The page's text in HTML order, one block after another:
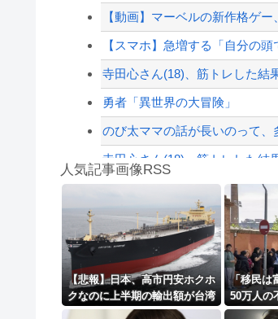
飲み屋でケンカした相手をコ
パさん「平和を願う式典なの
【配信者】「金バエ」のSNS
【緊急速報】NYで警官が黒人
【動画】マーベルの新作格ゲ
【スマホ】急増する「自分の
寺田心さん(18)、筋トレした結
勇者「異世界の大冒険」
のび太ママの話が長いのって
寺田心さん(18)、筋トレした結
【動画】これはお見事。中国重
インフルエンサー、Xの誹謗
8/4のニュース
日本旅行キャンセルすべきか
更新中止のお知らせ
人気記事画像RSS
【悲報】日本、高市円安ホクホ
クなのに上半期の輸出額が台湾
と韓国に抜かれる・・・
「移民は
50万人の
の狙いと